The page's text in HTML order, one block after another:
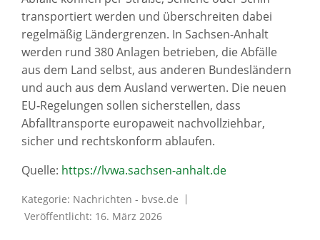
transportiert werden und überschreiten dabei
regelmäßig Ländergrenzen. In Sachsen-Anhalt
werden rund 380 Anlagen betrieben, die Abfälle
aus dem Land selbst, aus anderen Bundesländern
und auch aus dem Ausland verwerten. Die neuen
EU‑Regelungen sollen sicherstellen, dass
Abfalltransporte europaweit nachvollziehbar,
sicher und rechtskonform ablaufen.
Quelle: https://lvwa.sachsen-anhalt.de
Kategorie: Nachrichten - bvse.de
Veröffentlicht: 16. März 2026